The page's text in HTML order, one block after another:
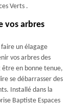
Verts .
vos arbres
un élagage
vos arbres des
être en bonne tenue,
se débarrasser des
Installé dans la
Baptiste Espaces